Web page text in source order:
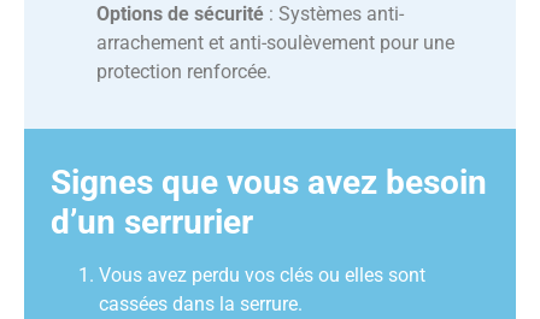
Options de sécurité : Systèmes anti-
arrachement et anti-soulèvement pour une
protection renforcée.
Signes que vous avez besoin
d’un serrurier
Vous avez perdu vos clés ou elles sont
cassées dans la serrure.